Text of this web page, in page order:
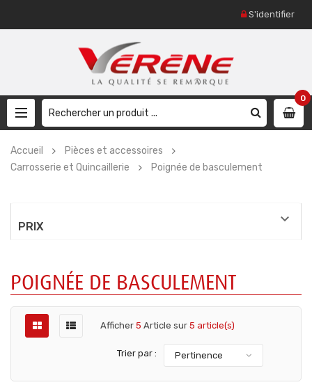
S'identifier
0
Accueil
Pièces et accessoires
Carrosserie et Quincaillerie
Poignée de basculement
PRIX 
POIGNÉE DE BASCULEMENT
Afficher 5 Article sur 5 article(s)
Trier par : Pertinence